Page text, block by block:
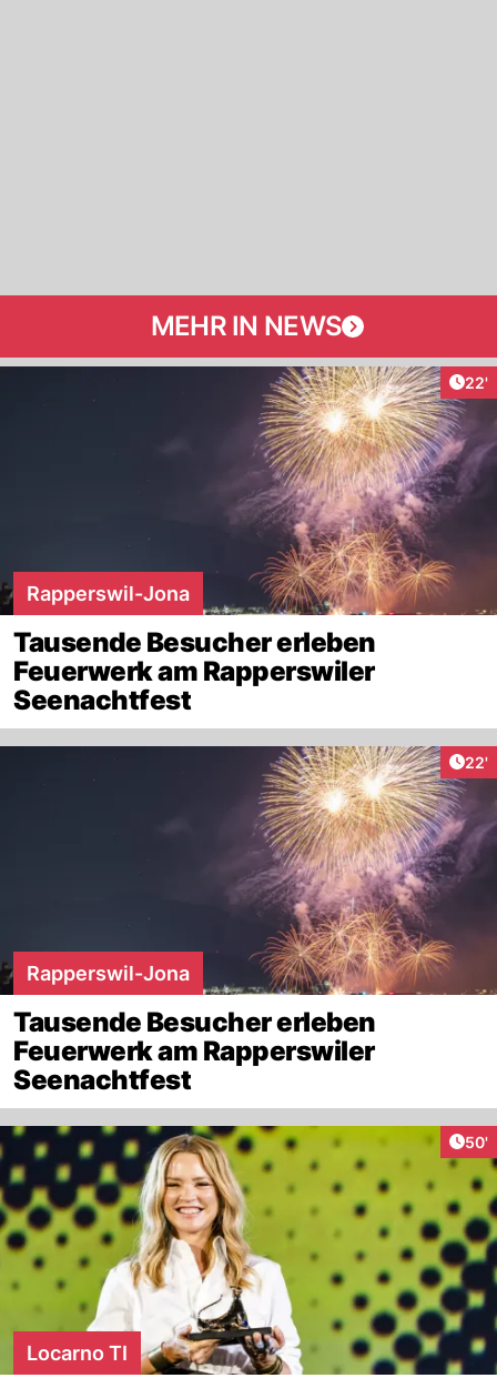
MEHR IN NEWS
22'
Rapperswil-Jona
Tausende Besucher erleben
Feuerwerk am Rapperswiler
Seenachtfest
22'
Rapperswil-Jona
Tausende Besucher erleben
Feuerwerk am Rapperswiler
Seenachtfest
50'
Locarno TI